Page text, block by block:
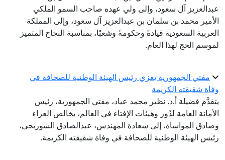
عبدالعزيز آل سعود، وإلى ولي عهده صاحب السمو الملكي
الأمير محمد بن سلمان بن عبدالعزيز آل سعود، وإلى المملكة
العربية السعودية قيادةً وحكومةً وشعبًا، بمناسبة النجاح المتميز
لموسم الحج لهذا العام.
مفتي الجمهورية يعزي رئيس الهيئة الوطنية للصحافة في
وفاة شقيقته الكريمة
يتقدَّم فضيلة أ.د. نظير محمد عياد، مفتي الجمهورية، رئيس
الأمانة العامة لدُور وهيئات الإفتاء في العالم، بخالص العزاء
وصادق المواساة، إلى سعادة المهندس، عبدالصادق الشوربجي،
رئيس الهيئة الوطنية للصحافة في وفاة شقيقته الكريمة.